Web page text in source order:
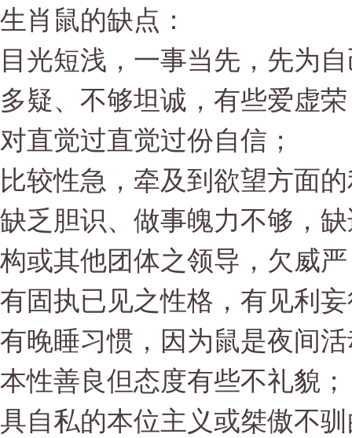
生肖鼠的缺点：
目光短浅，一事当先，先为
多疑、不够坦诚，有些爱虚
对直觉过直觉过份自信；
比较性急，牵及到欲望方面
缺乏胆识、做事魄力不够，
构或其他团体之领导，欠威
有固执已见之性格，有见利
有晚睡习惯，因为鼠是夜间
本性善良但态度有些不礼貌；
具自私的本位主义或桀傲不